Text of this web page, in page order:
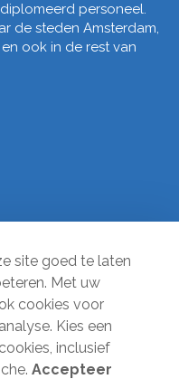
site goed te laten
Met uw
cookies voor
Kies een
inclusief
Accepteer
personeel.
de steden Amsterdam,
ook in de rest van